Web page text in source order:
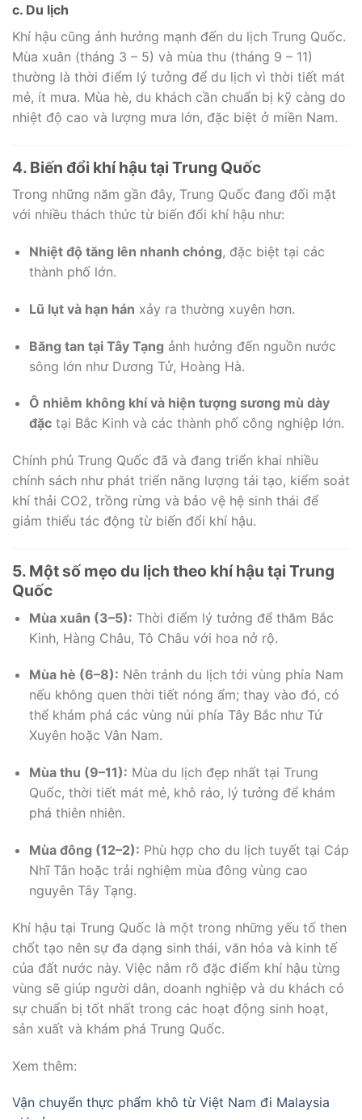
c. Du lịch
Khí hậu cũng ảnh hưởng mạnh đến du lịch Trung Quốc.
Mùa xuân (tháng 3 – 5) và mùa thu (tháng 9 – 11)
thường là thời điểm lý tưởng để du lịch vì thời tiết mát
mẻ, ít mưa. Mùa hè, du khách cần chuẩn bị kỹ càng do
nhiệt độ cao và lượng mưa lớn, đặc biệt ở miền Nam.
4. Biến đổi khí hậu tại Trung Quốc
Trong những năm gần đây, Trung Quốc đang đối mặt
với nhiều thách thức từ biến đổi khí hậu như:
Nhiệt độ tăng lên nhanh chóng, đặc biệt tại các
thành phố lớn.
Lũ lụt và hạn hán xảy ra thường xuyên hơn.
Băng tan tại Tây Tạng ảnh hưởng đến nguồn nước
sông lớn như Dương Tử, Hoàng Hà.
Ô nhiễm không khí và hiện tượng sương mù dày
đặctại Bắc Kinh và các thành phố công nghiệp lớn.
Chính phủ Trung Quốc đã và đang triển khai nhiều
chính sách như phát triển năng lượng tái tạo, kiểm soát
khí thải CO2, trồng rừng và bảo vệ hệ sinh thái để
giảm thiểu tác động từ biến đổi khí hậu.
5. Một số mẹo du lịch theo khí hậu tại Trung
Quốc
Mùa xuân (3–5): Thời điểm lý tưởng để thăm Bắc
Kinh, Hàng Châu, Tô Châu với hoa nở rộ.
Mùa hè (6–8): Nên tránh du lịch tới vùng phía Nam
nếu không quen thời tiết nóng ẩm; thay vào đó, có
thể khám phá các vùng núi phía Tây Bắc như Tứ
Xuyên hoặc Vân Nam.
Mùa thu (9–11): Mùa du lịch đẹp nhất tại Trung
Quốc, thời tiết mát mẻ, khô ráo, lý tưởng để khám
phá thiên nhiên.
Mùa đông (12–2): Phù hợp cho du lịch tuyết tại Cáp
Nhĩ Tân hoặc trải nghiệm mùa đông vùng cao
nguyên Tây Tạng.
Khí hậu tại Trung Quốc là một trong những yếu tố then
chốt tạo nên sự đa dạng sinh thái, văn hóa và kinh tế
của đất nước này. Việc nắm rõ đặc điểm khí hậu từng
vùng sẽ giúp người dân, doanh nghiệp và du khách có
sự chuẩn bị tốt nhất trong các hoạt động sinh hoạt,
sản xuất và khám phá Trung Quốc.
Xem thêm:
Vận chuyển thực phẩm khô từ Việt Nam đi Malaysia